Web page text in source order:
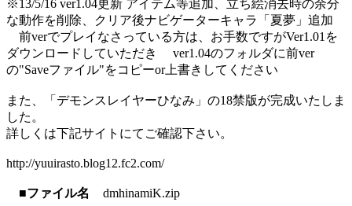
※13/5/16 ver1.04更新 アイテム等追加、立ち絵消去時の余分
な動作を削除、クリア後ナビゲーターキャラ「夏夢」追加
前verでプレイなさっている方は、お手数ですがVer1.01を
ダウンロードしていただき ver1.04のフォルダに前ver
の"Saveファイル"をコピーor上書きしてください
また、「デモンスレイヤーひなみ」の18禁版が完成いたしま
した。
詳しくは下記サイトにてご確認下さい。
http://yuuirasto.blog12.fc2.com/
■ファイル名
dmhinamiK.zip